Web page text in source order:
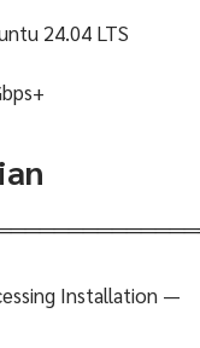
24.04 LTS
Installation —